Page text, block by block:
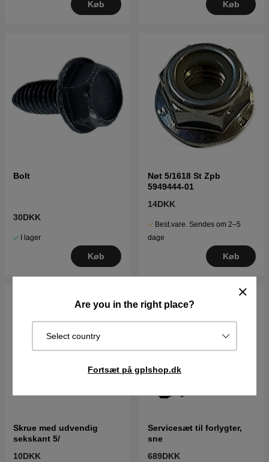
Are you in the right place?
Select country
Fortsæt på gplshop.dk
Køb Køb
Bolt
30DKK
I lager
Køb
Nøt 5/1618 St Zpb
5949444-01
14DKK
Best.vare. Sendes om 2–5
dage
Køb
Skrue med udvendig
sekskant 5/
10DKK
Servicesæt til forlygter,
sne
689DKK